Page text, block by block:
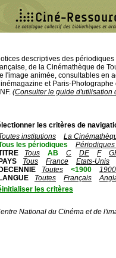
descriptives des
de la Cinémathèque de
l'image animée, consultables en
et Paris-
(Consulter le guide d'utilisation
les critères de
institutions
La
les périodiques
Tous AB C DE F
PAYS
Tous France Etats-Unis
DECENNIE
Toutes <1900 1900
LANGUE
Toutes Français
les critères
National du Cinéma et de